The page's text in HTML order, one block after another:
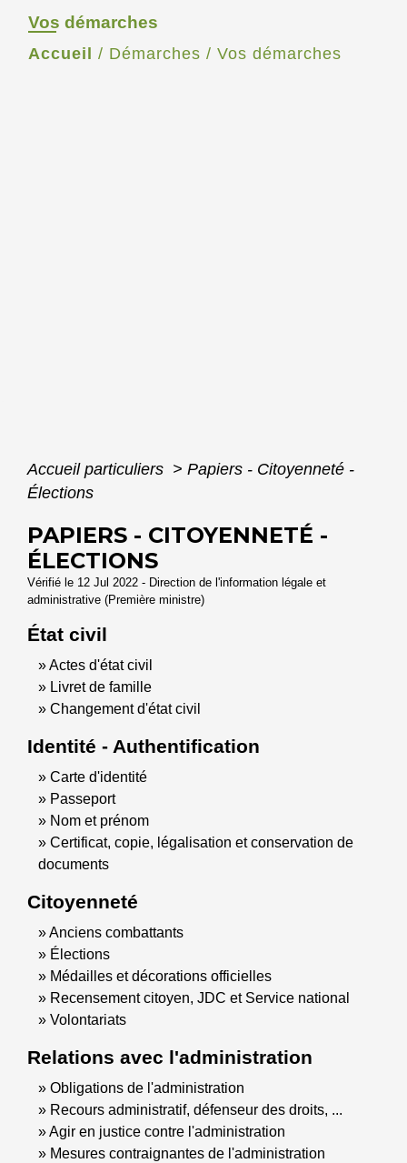
Vos démarches
Accueil / Démarches / Vos démarches
Accueil particuliers > Papiers - Citoyenneté -
Élections
PAPIERS - CITOYENNETÉ -
ÉLECTIONS
Vérifié le 12 Jul 2022 - Direction de l'information légale et
administrative (Première ministre)
État civil
Actes d'état civil
Livret de famille
Changement d'état civil
Identité - Authentification
Carte d'identité
Passeport
Nom et prénom
Certificat, copie, légalisation et conservation de
documents
Citoyenneté
Anciens combattants
Élections
Médailles et décorations officielles
Recensement citoyen, JDC et Service national
Volontariats
Relations avec l'administration
Obligations de l'administration
Recours administratif, défenseur des droits, ...
Agir en justice contre l'administration
Mesures contraignantes de l'administration